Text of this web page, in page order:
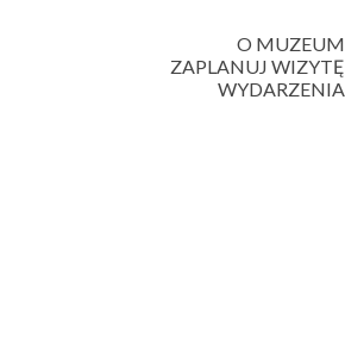
O MUZEUM
ZAPLANUJ WIZYTĘ
WYDARZENIA